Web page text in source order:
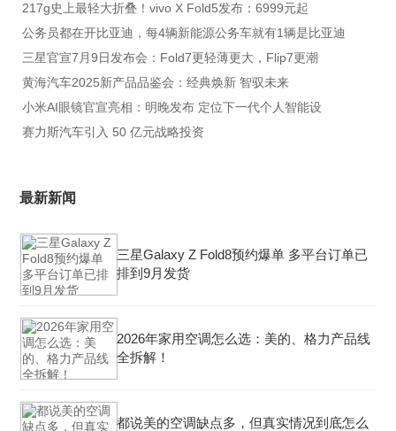
217g史上最轻大折叠！vivo X Fold5发布：6999元起
公务员都在开比亚迪，每4辆新能源公务车就有1辆是比亚迪
三星官宣7月9日发布会：Fold7更轻薄更大，Flip7更潮
黄海汽车2025新产品品鉴会：经典焕新 智驭未来
​小米AI眼镜官宣亮相：明晚发布 定位下一代个人智能设
赛力斯汽车引入 50 亿元战略投资
最新新闻
三星Galaxy Z Fold8预约爆单 多平台订单已
排到9月发货
2026年家用空调怎么选：美的、格力产品线
全拆解！
都说美的空调缺点多，但真实情况到底怎么